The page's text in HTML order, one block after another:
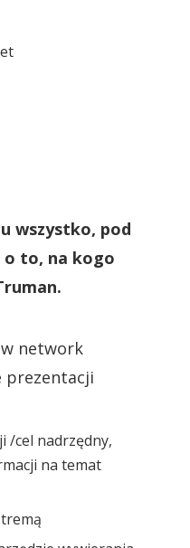
wszystko, pod
o to, na kogo
network
prezentacji
/cel nadrzędny,
na temat